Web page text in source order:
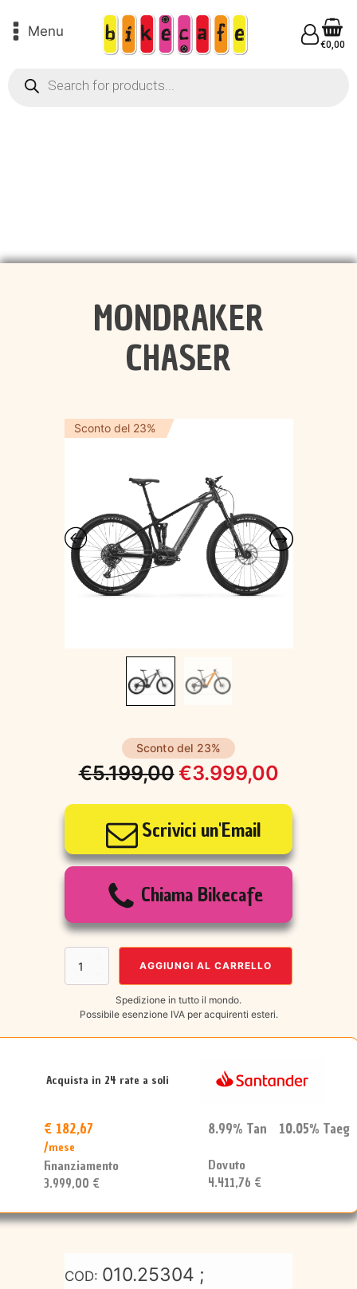
Menu
€0,00
Products
search
MONDRAKER
CHASER
Sconto del 23%
Sconto del 23%
€5.199,00
Il
prezzo
originale
€5.199,00.
€3.999,00
Il
prezzo
attuale
€3.999,00.
Scrivici un'Email
Chiama Bikecafe
MONDRAKER
CHASER
quantità
AGGIUNGI AL CARRELLO
Spedizione in tutto il mondo.
Possibile esenzione IVA per acquirenti esteri.
Acquista in 24 rate a soli
€ 182,67
/mese
Finanziamento
3.999,00 €
8.99% Tan 10.05% Taeg
Dovuto
4.411,76 €
COD: 010.25304 ;